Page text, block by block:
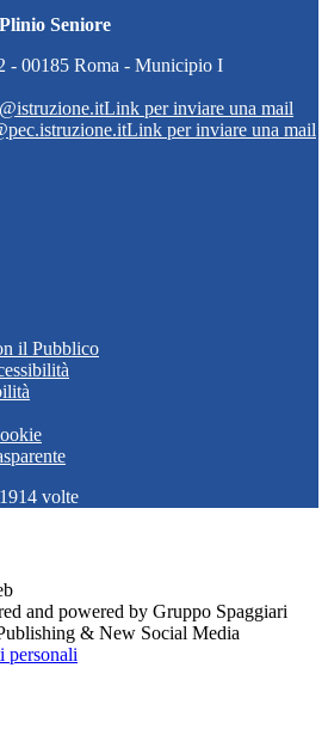
Seniore
- 00185 Roma - Municipio I
Link per inviare una mail
Link per inviare una mail
il Pubblico
1914 volte
and powered by Gruppo Spaggiari
& New Social Media
personali